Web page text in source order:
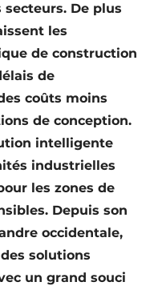
et égouttage
De plus
les
de construction
de
coûts moins
de conception.
intelligente
industrielles
les zones de
Depuis son
occidentale,
solutions
un grand souci